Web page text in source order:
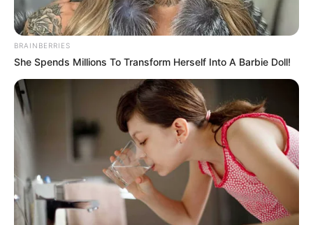
ПОДІЇ
Охоронці агенства “Зодіак” побили
журналіста “Новин Закарпаття”
Романа Сенишина
17.02.2021
BRAINBERRIES
She Spends Millions To Transform Herself Into A Barbie Doll!